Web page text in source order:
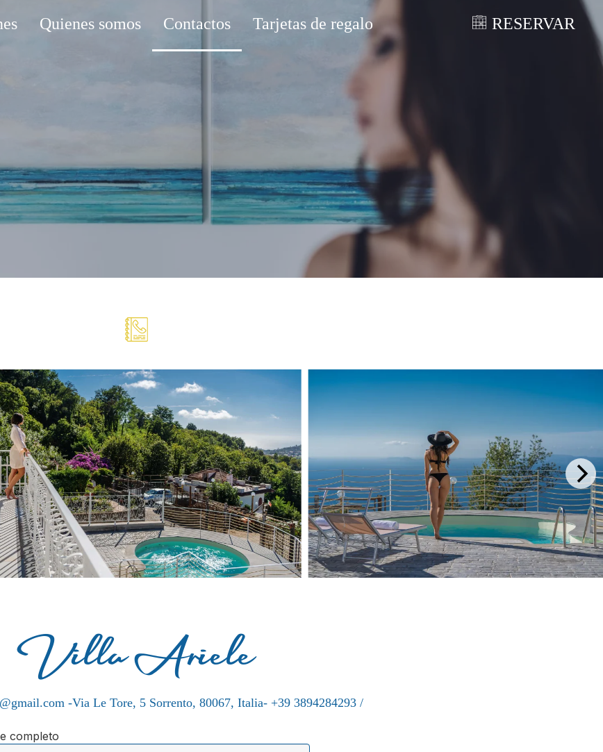
Quienes somos Contactos Tarjetas de regalo RESERVAR
Villa Ariele
-Via Le Tore, 5 Sorrento, 80067, Italia- +39 3894284293 /
completo